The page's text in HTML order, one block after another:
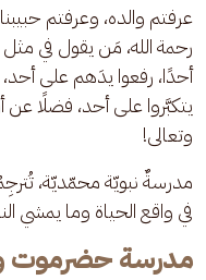
عرفتم والده، وعرفتم
رحمة الله، مَن يقول في
أحدًا، رفعوا يدَهم على
يتكبَّروا على أحد، فضلًا عن
وتعالى!
مدرسةٌ نبويّة محمّديّة،
في واقع الحياة وما يمشي
مدرسة حضرموت